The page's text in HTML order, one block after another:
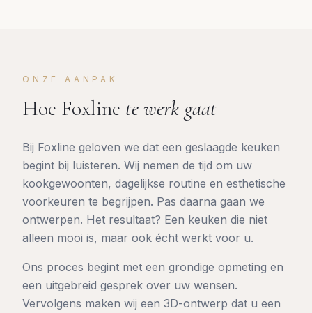
ONZE AANPAK
Hoe Foxline te werk gaat
Bij Foxline geloven we dat een geslaagde keuken
begint bij luisteren. Wij nemen de tijd om uw
kookgewoonten, dagelijkse routine en esthetische
voorkeuren te begrijpen. Pas daarna gaan we
ontwerpen. Het resultaat? Een keuken die niet
alleen mooi is, maar ook écht werkt voor u.
Ons proces begint met een grondige opmeting en
een uitgebreid gesprek over uw wensen.
Vervolgens maken wij een 3D-ontwerp dat u een